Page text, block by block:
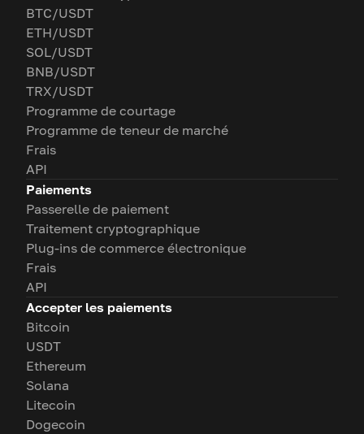
BTC/USDT
ETH/USDT
SOL/USDT
BNB/USDT
TRX/USDT
Programme de courtage
Programme de teneur de marché
Frais
API
Paiements
Passerelle de paiement
Traitement cryptographique
Plug-ins de commerce électronique
Frais
API
Accepter les paiements
Bitcoin
USDT
Ethereum
Solana
Litecoin
Dogecoin